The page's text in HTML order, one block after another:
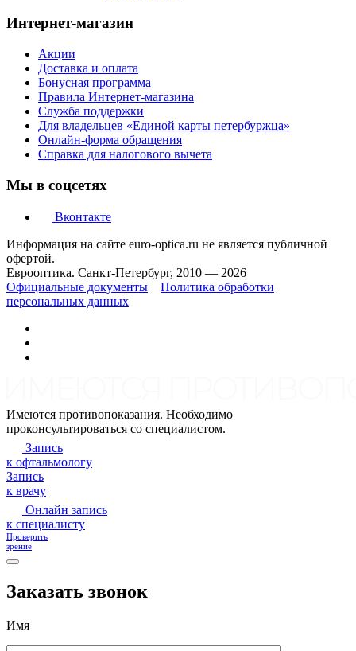
Интернет-магазин
Акции
Доставка и оплата
Бонусная программа
Правила Интернет-магазина
Служба поддержки
Для владельцев «Единой карты петербуржца»
Онлайн-форма обращения
Справка для налогового вычета
Мы в соцсетях
Вконтакте
Информация на сайте euro-optica.ru не является публичной
офертой.
Еврооптика. Санкт-Петербург, 2010 — 2026
Официальные документы
Политика обработки
персональных данных
Имеются противопоказания. Необходимо
проконсультироваться со специалистом.
Запись
к офтальмологу
Запись
к врачу
Онлайн запись
к специалисту
Проверить
зрение
Заказать звонок
Имя